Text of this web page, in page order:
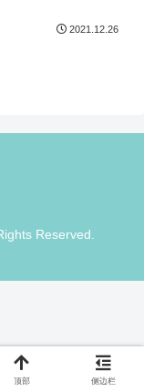
2021.12.26
Reserved.
顶部 侧边栏